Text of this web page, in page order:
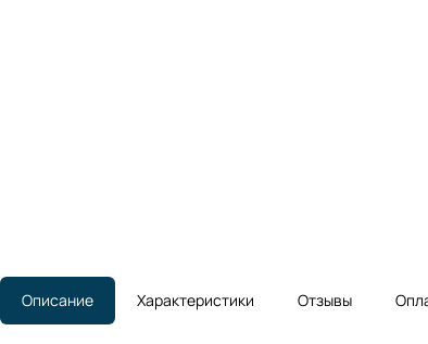
Описание Характеристики Отзывы